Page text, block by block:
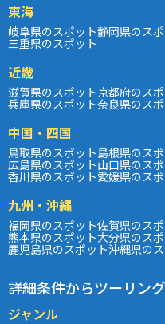
東海
岐阜県のスポット静岡県のス
三重県のスポット
近畿
滋賀県のスポット京都府のス
兵庫県のスポット奈良県のス
中国・四国
鳥取県のスポット島根県のス
広島県のスポット山口県のス
香川県のスポット愛媛県のス
九州・沖縄
福岡県のスポット佐賀県のス
熊本県のスポット大分県のス
鹿児島県のスポット沖縄県の
詳細条件からツーリン
ジャンル